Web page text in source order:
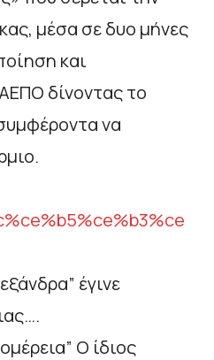
μέσα σε δυο μήνες
και
δίνοντας το
να
έγινε
Ο ίδιος